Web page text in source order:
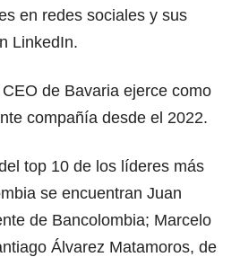
en redes sociales y sus
LinkedIn.
de Bavaria ejerce como
compañía desde el 2022.
top 10 de los líderes más
se encuentran Juan
de Bancolombia; Marcelo
Álvarez Matamoros, de